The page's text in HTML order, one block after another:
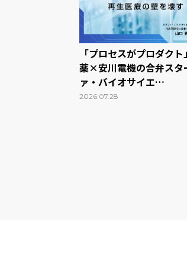
「プロセスがプロダク
薬×安川電機の合弁スタ
ァ・バイオサイエ…
2026.07.28